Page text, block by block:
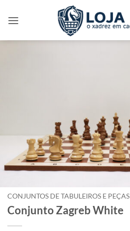
CONJUNTOS DE TABULEIROS E PEÇAS
Conjunto Zagreb White